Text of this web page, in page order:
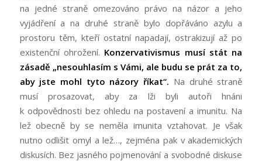
na jedné straně omezováno právo na názor a jeho
vyjádření a na druhé straně bylo dopřáváno azylu a
prostoru těm, kteří ostatní napadají, ostrakizují až po
existenční ohrožení. Konzervativismus musí stát na
zásadě „nesouhlasím s Vámi, ale budu se prát za to,
aby jste mohl tyto názory říkat“. Na druhé straně
musí prosazovat, aby za lži byli autoři hnáni
k odpovědnosti bez ohledu na postavení a imunitu. Na
lež obecně by se neměla imunita vztahovat. Je však
nutno odlišit omyl a lež…, zejména pak v akademických
diskusích. Bez jasného pojmenování a svobodné diskuse